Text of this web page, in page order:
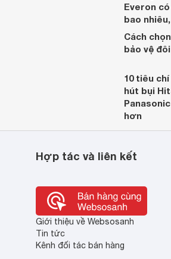
Everon
bao
Cách
bảo vệ
10 tiêu
hút bụi
hơn
Hợp tác và liên kết
Giới thiệu về Websosanh
Tin tức
Kênh đối tác bán hàng